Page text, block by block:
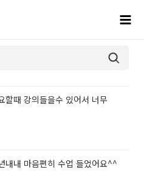
할때 강의들을수 있어서 너무
내내 마음편히 수업 들었어요^^